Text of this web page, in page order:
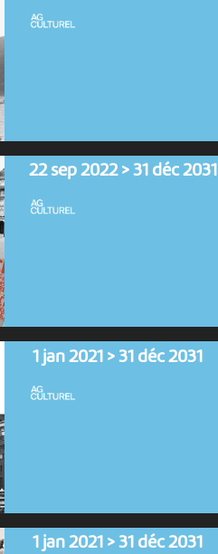
22 sep 2022 > 31 déc 2031
1 jan 2021 > 31 déc 2031
1 jan 2021 > 31 déc 2031